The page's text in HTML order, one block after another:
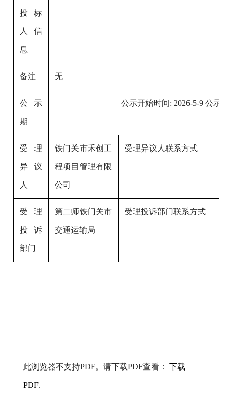
投标
人信
息
备注 无
公示
期
公示开始时间: 2026-5-9公示
受理
异议
人
铁门关市禾创工
程项目管理有限
公司
受理异议人联系方式
受理
投诉
部门
第二师铁门关市
交通运输局
受理投诉部门联系方式
此浏览器不支持PDF。请下载PDF查看： 下载
PDF.